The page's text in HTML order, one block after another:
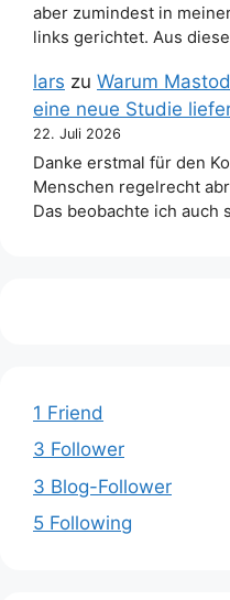
aber zumindest in
links gerichtet. Aus
lars zu Warum
eine neue Studie
22. Juli 2026
Danke erstmal für den
Menschen regelrecht
Das beobachte ich
1 Friend
3 Follower
3 Blog-Follower
5 Following